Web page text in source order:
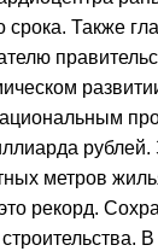
срока. Также
рублей.
метров
рекорд.